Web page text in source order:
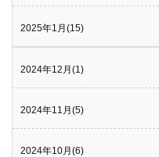
2025年1月(15)
2024年12月(1)
2024年11月(5)
2024年10月(6)